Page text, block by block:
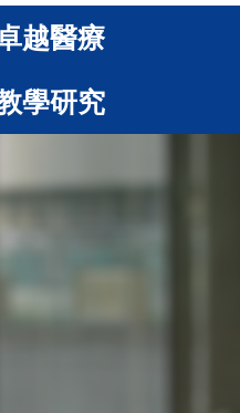
越醫療
學研究